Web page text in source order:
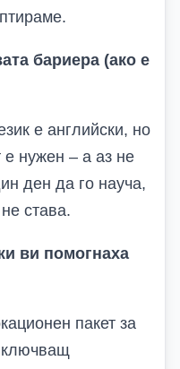
бариера (ако е
е английски, но
е нужен – а аз не
ден да го науча,
става.
ви помогнаха
пакет за